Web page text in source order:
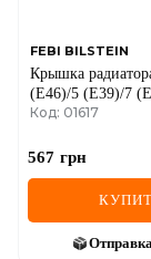
FEBI BILSTEIN
Крышка
(E46)/5 (E39)/7
Код: 01617
567 грн